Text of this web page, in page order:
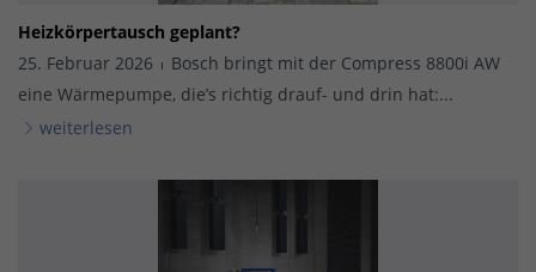
Heizkörpertausch geplant?
25. Februar 2026
Bosch bringt mit der Compress 8800i AW
eine Wärmepumpe, die’s richtig drauf- und drin hat:...
weiterlesen